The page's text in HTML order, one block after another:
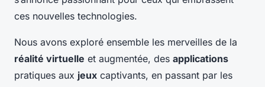
ces nouvelles technologies.
Nous avons exploré ensemble les merveilles de la
réalité virtuelle et augmentée, des applications
pratiques aux jeux captivants, en passant par les